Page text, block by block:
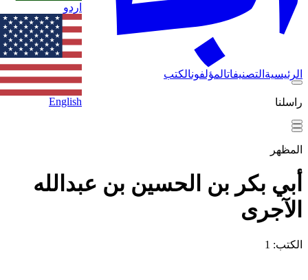
الرئيسية التصنيفاتالمؤلفونالكتب
راسلنا
اردو
English
المظهر
أبي بكر بن الحسين بن عبدالله
الآجرى
الكتب: 1